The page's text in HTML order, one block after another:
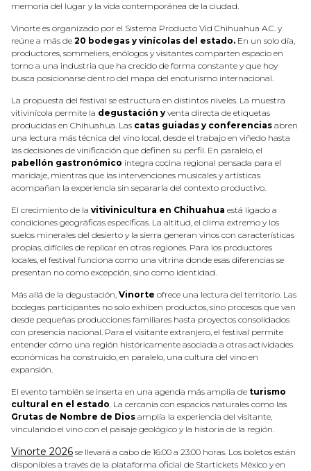
memoria del lugar y la vida contemporánea de la ciudad.
Vinorte es organizado por el Sistema Producto Vid Chihuahua A.C. y
reúne a más de 20 bodegas y vinícolas del estado. En un solo día,
productores, sommeliers, enólogos y visitantes comparten espacio en
torno a una industria que ha crecido de forma constante y que hoy
busca posicionarse dentro del mapa del enoturismo internacional.
La propuesta del festival se estructura en distintos niveles. La muestra
vitivinícola permite la degustación y venta directa de etiquetas
producidas en Chihuahua. Las catas guiadas y conferencias abren
una lectura más técnica del vino local, desde el trabajo en viñedo hasta
las decisiones de vinificación que definen su perfil. En paralelo, el
pabellón gastronómico integra cocina regional pensada para el
maridaje, mientras que las intervenciones musicales y artísticas
acompañan la experiencia sin separarla del contexto productivo.
El crecimiento de la vitivinicultura en Chihuahua está ligado a
condiciones geográficas específicas. La altitud, el clima extremo y los
suelos minerales del desierto y la sierra generan vinos con características
propias, difíciles de replicar en otras regiones. Para los productores
locales, el festival funciona como una vitrina donde esas diferencias se
presentan no como excepción, sino como identidad.
Más allá de la degustación, Vinorte ofrece una lectura del territorio. Las
bodegas participantes no solo exhiben productos, sino procesos que van
desde pequeñas producciones familiares hasta proyectos consolidados
con presencia nacional. Para el visitante extranjero, el festival permite
entender cómo una región históricamente asociada a otras actividades
económicas ha construido, en paralelo, una cultura del vino en
expansión.
El evento también se inserta en una agenda más amplia de turismo
cultural en el estado. La cercanía con espacios naturales como las
Grutas de Nombre de Dios amplía la experiencia del visitante,
vinculando el vino con el paisaje geológico y la historia de la región.
Vinorte 2026 se llevará a cabo de 16:00 a 23:00 horas. Los boletos están
disponibles a través de la plataforma oficial de Startickets México y en